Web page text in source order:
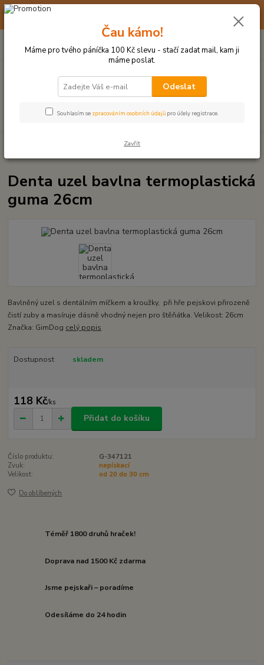
☀️ 10. - 14. SRPNA 2026 MÁME DOVOLENOU ☀️ OBJEDNÁVKY
Hledat
po–pá: 9–17 hod.
za0 Kč
UZLOVÉ HRAČKY A PŘETAHOVADLA
Denta uzel bavlna termoplastická
guma 26cm
Bavlněný uzel s dentálním míčkem a kroužky, při hře pejskovi přirozeně
čistí zuby a masíruje dásně vhodný nejen pro štěňátka. Velikost: 26cm
Značka: GimDog celý popis
Dostupnost skladem
118 Kč/ks
Přidat do košíku
Číslo produktu:
G-347121
Zvuk:
nepískací
Velikost:
od 20 do 30 cm
Do oblíbených
Téměř 1800 druhů hraček!
Doprava nad 1500 Kč zdarma
Jsme pejskaři – poradíme
Odesíláme do 24 hodin
Čau kámo!
Máme pro tvého páníčka 100 Kč slevu - stačí zadat mail, kam ji
máme poslat.
Odeslat
Souhlasím se zpracováním osobních údajů pro účely registrace.
Zavřít